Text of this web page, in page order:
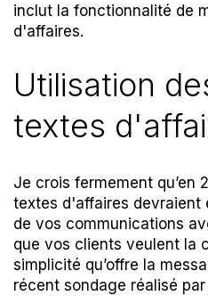
inclut la fonctionnalité de
d'affaires.
Utilisation
textes
Je crois fermement qu’en
textes d'affaires devraient
de vos communications
que vos clients veulent la
simplicité qu’offre la
récent sondage réalisé